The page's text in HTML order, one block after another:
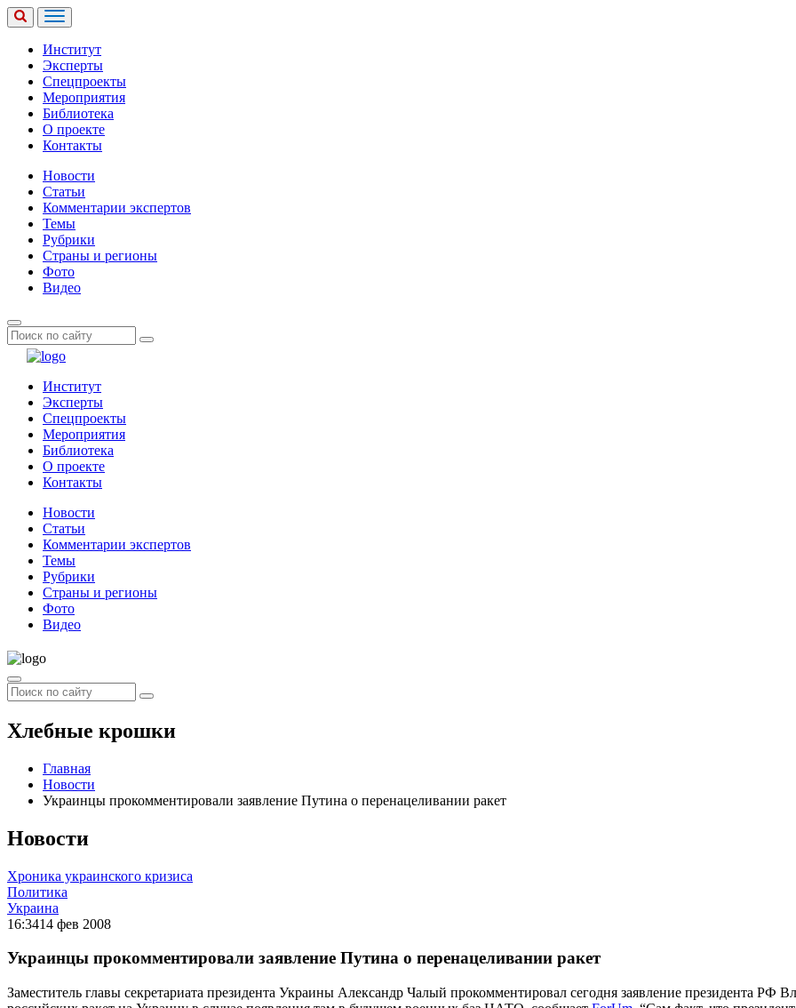
Институт
Эксперты
Спецпроекты
Мероприятия
Библиотека
О проекте
Контакты
Новости
Статьи
Комментарии экспертов
Темы
Рубрики
Страны и регионы
Фото
Видео
Институт
Эксперты
Спецпроекты
Мероприятия
Библиотека
О проекте
Контакты
Новости
Статьи
Комментарии экспертов
Темы
Рубрики
Страны и регионы
Фото
Видео
Хлебные крошки
Главная
Новости
Украинцы прокомментировали заявление Путина о перенацеливании ракет
Новости
Хроника украинского кризиса
Политика
Украина
16:3414 фев 2008
Украинцы прокомментировали заявление Путина о перенацеливании ракет
Заместитель главы секретариата президента Украины Александр Чалый прокомментировал сегодня заявление президента